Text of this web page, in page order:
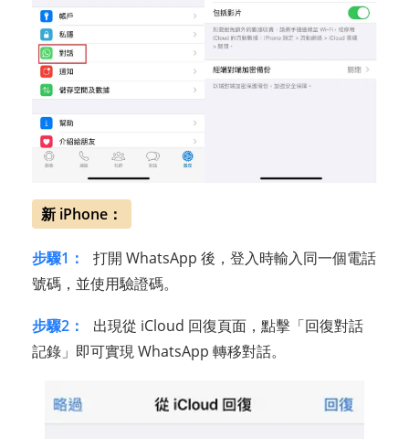
新 iPhone：
步驟1：
打開 WhatsApp 後，登入時輸入同一個電話
號碼，並使用驗證碼。
步驟2：
出現從 iCloud 回復頁面，點擊「回復對話
記錄」即可實現 WhatsApp 轉移對話。